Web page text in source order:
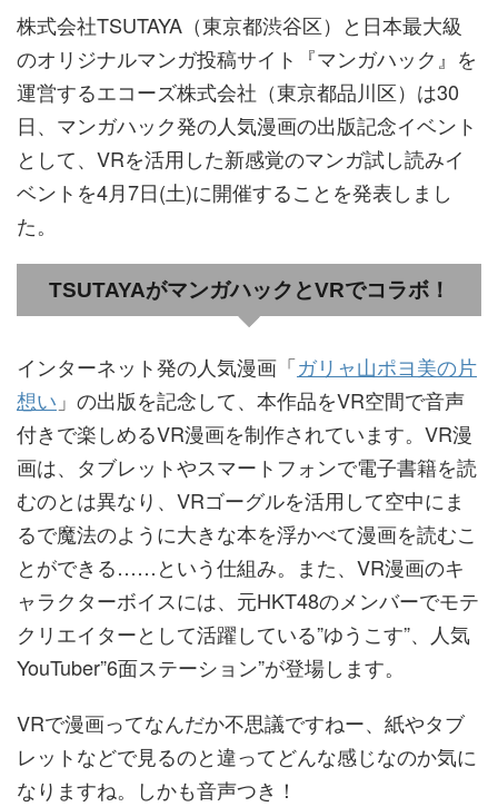
株式会社TSUTAYA（東京都渋谷区）と日本最大級
のオリジナルマンガ投稿サイト『マンガハック』を
運営するエコーズ株式会社（東京都品川区）は30
日、マンガハック発の人気漫画の出版記念イベント
として、VRを活用した新感覚のマンガ試し読みイ
ベントを4月7日(土)に開催することを発表しまし
た。
TSUTAYAがマンガハックとVRでコラボ！
インターネット発の人気漫画「ガリャ山ポヨ美の片
想い 」の出版を記念して、本作品をVR空間で音声
付きで楽しめるVR漫画を制作されています。VR漫
画は、タブレットやスマートフォンで電子書籍を読
むのとは異なり、VRゴーグルを活用して空中にま
るで魔法のように大きな本を浮かべて漫画を読むこ
とができる……という仕組み。また、VR漫画のキ
ャラクターボイスには、元HKT48のメンバーでモテ
クリエイターとして活躍している”ゆうこす”、人気
YouTuber”6面ステーション”が登場します。
VRで漫画ってなんだか不思議ですねー、紙やタブ
レットなどで見るのと違ってどんな感じなのか気に
なりますね。しかも音声つき！